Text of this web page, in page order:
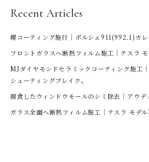
Recent Articles
幌コーティング施行｜ポルシェ911(992.1)カレ
フロントガラスへ断熱フィルム施工｜テスラ モ
MJダイヤモンドセラミックコーティング施工
シューティングブレイク。
腐食したウィンドウモールのシミ除去｜アウデ
ガラス全面へ断熱フィルム施工｜テスラ モデル